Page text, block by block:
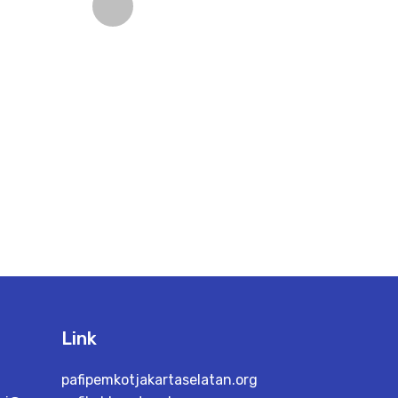
Next
Link
pafipemkotjakartaselatan.org